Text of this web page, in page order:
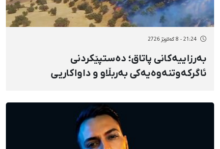
21:24 - 8 گەلاوێژ 2726
بەرزاییەکانی پاتاق؛ دەستپێکردنی
ئاگرکەوتنەوەیەکی بەربڵاو و داواکاریی